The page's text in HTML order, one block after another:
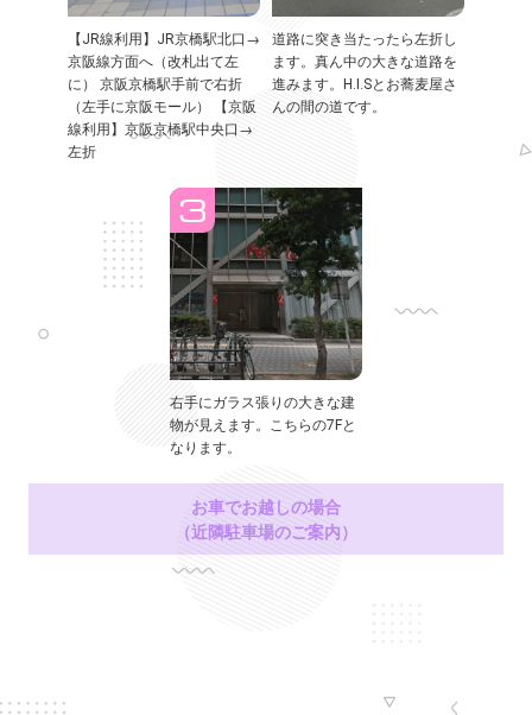
【JR線利用】JR京橋駅北口→
京阪線方面へ（改札出て左
に） 京阪京橋駅手前で右折
（左手に京阪モール） 【京阪
線利用】京阪京橋駅中央口→
左折
道路に突き当たったら左折し
ます。真ん中の大きな道路を
進みます。H.I.Sとお蕎麦屋さ
んの間の道です。
右手にガラス張りの大きな建
物が見えます。こちらの7Fと
なります。
お車でお越しの場合
（近隣駐車場のご案内）